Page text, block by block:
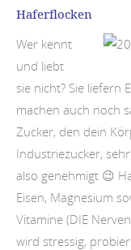
Haferflocken
Wer kennt
und liebt
sie nicht? Sie liefern
machen auch noch
Zucker, den dein
Industriezucker,
also genehmigt 😉
Eisen, Magnesium
Vitamine (DIE
wird stressig,